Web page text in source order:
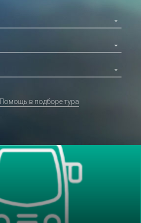
Помощь в подборе тура